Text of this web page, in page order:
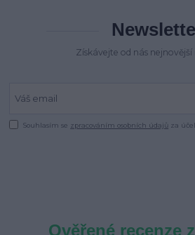
Získávejte od nás
Souhlasím se zpracováním osobních údajů za
Ověřené recenze